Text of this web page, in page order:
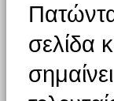
σελίδα